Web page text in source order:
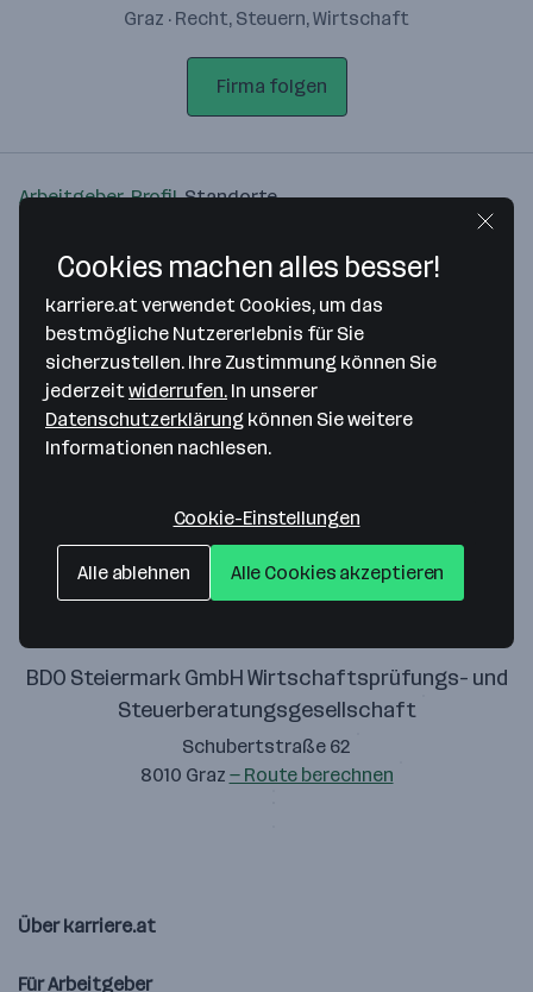
Graz · Recht, Steuern, Wirtschaft
Firma folgen
Arbeitgeber-ProfilStandorte
Bitte stimme unseren Cookie-
Richtlinien zu, um diese Karte
BDO Steiermark GmbH Wirtschaftsprüfungs- und
Steuerberatungsgesellschaft
Schubertstraße 62
8010 Graz — Route berechnen
Über karriere.at
Für Arbeitgeber
Cookies machen alles besser!
karriere.at verwendet Cookies, um das
bestmögliche Nutzererlebnis für Sie
sicherzustellen. Ihre Zustimmung können Sie
jederzeit widerrufen. In unserer
Datenschutzerklärung können Sie weitere
Informationen nachlesen.
Cookie-Einstellungen
Alle ablehnen Alle Cookies akzeptieren